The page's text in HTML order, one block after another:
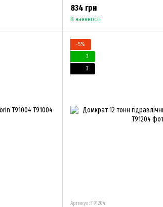
834 грн
В наявності
−5%
3
3
Артикул: T91204